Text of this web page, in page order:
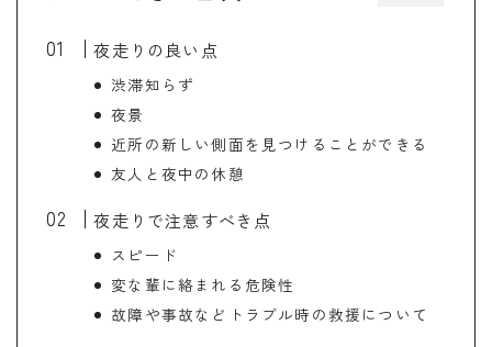
夜走りの良い点
渋滞知らず
夜景
近所の新しい側面を見つけることができる
友人と夜中の休憩
夜走りで注意すべき点
スピード
変な輩に絡まれる危険性
故障や事故などトラブル時の救援について